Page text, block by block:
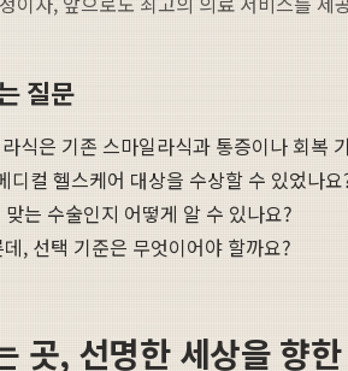
질문
식은 기존 스마일라식과 통증이나 회복
컬 헬스케어 대상을 수상할 수 있었나요
는 수술인지 어떻게 알 수 있나요?
, 선택 기준은 무엇이어야 할까요?
곳, 선명한 세상을 향